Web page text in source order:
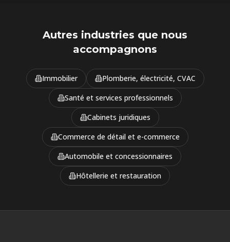
Autres industries que nous
accompagnons
Immobilier
Plomberie, électricité, CVAC
Santé et services professionnels
Cabinets juridiques
Commerce de détail et e-commerce
Automobile et concessionnaires
Hôtellerie et restauration